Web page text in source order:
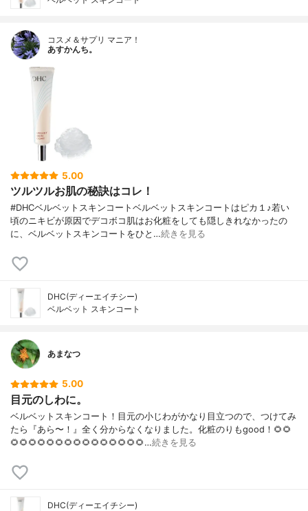
コスメ＆サプリ マニア！
あすかんち。
5.00
ツルツルお肌の秘訣はコレ！
#DHCベルベットスキンコートベルベットスキンコートはピカ１♪若い
頃のニキビが原因でデコボコ肌はお化粧をしても隠しきれなかったの
に、ベルベットスキンコートをひと…続きを見る
DHC(ディーエイチシー)
ベルベット スキンコート
あまなつ
5.00
目元のしわに。
ベルベットスキンコート！目元の小じわがかなり目立つので、つけてみ
たら『あら〜！』全く分からなくなりました。化粧のりもgood！🌻🌻
🌻🌻🌻🌻🌻🌻🌻🌻🌻🌻🌻🌻🌻🌻🌻…続きを見る
DHC(ディーエイチシー)